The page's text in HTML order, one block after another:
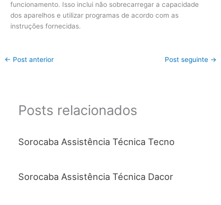
funcionamento. Isso inclui não sobrecarregar a capacidade
dos aparelhos e utilizar programas de acordo com as
instruções fornecidas.
← Post anterior Post seguinte →
Posts relacionados
Sorocaba Assistência Técnica Tecno
Sorocaba Assistência Técnica Dacor